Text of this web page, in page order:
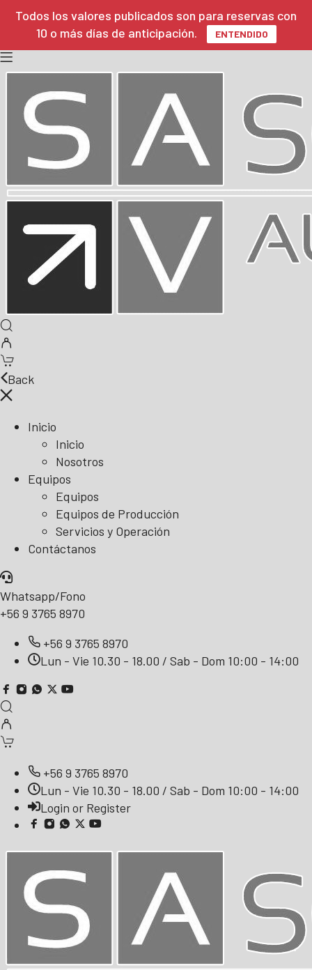
Todos los valores publicados son para reservas con
10 o más días de anticipación.
ENTENDIDO
Back
Inicio
Inicio
Nosotros
Equipos
Equipos
Equipos de Producción
Servicios y Operación
Contáctanos
Whatsapp/Fono
+56 9 3765 8970
+56 9 3765 8970
Lun - Vie 10.30 - 18.00 / Sab - Dom 10:00 - 14:00
+56 9 3765 8970
Lun - Vie 10.30 - 18.00 / Sab - Dom 10:00 - 14:00
Login or Register